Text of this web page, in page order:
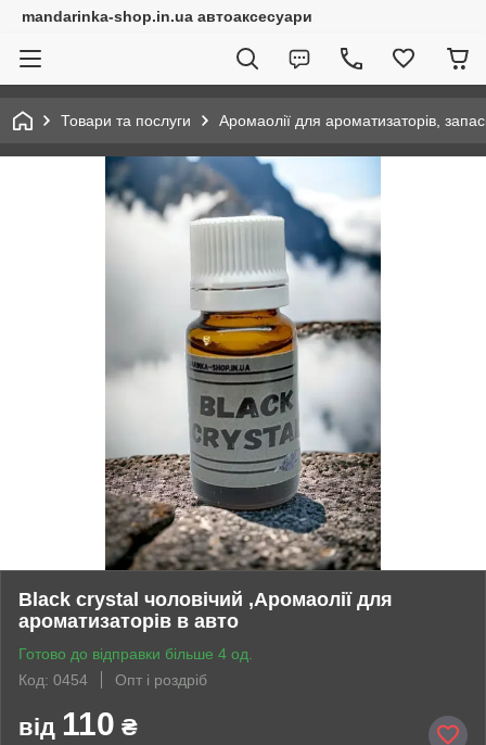
mandarinka-shop.in.ua автоаксесуари
Товари та послуги Аромаолії для ароматизаторів,
Black crystal чоловічий ,Аромаолії для
ароматизаторів в авто
Готово до відправки більше 4 од.
Код: 0454
Опт і роздріб
від 110 ₴